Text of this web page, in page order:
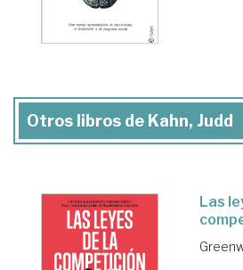
Otros libros de Kahn, Judd
Las